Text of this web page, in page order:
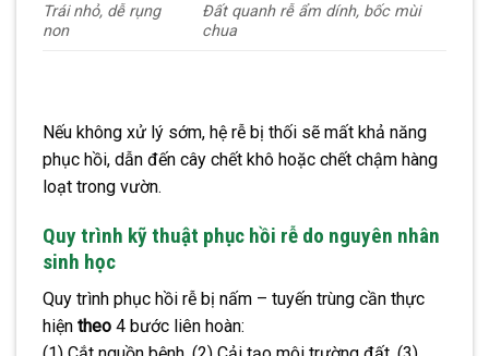
Trái nhỏ, dễ rụng
non
Đất quanh rễ ẩm dính, bốc mùi
chua
Nếu không xử lý sớm, hệ rễ bị thối sẽ mất khả năng
phục hồi, dẫn đến cây chết khô hoặc chết chậm hàng
loạt trong vườn.
Quy trình kỹ thuật phục hồi rễ do nguyên nhân
sinh học
Quy trình phục hồi rễ bị nấm – tuyến trùng cần thực
hiện theo 4 bước liên hoàn: